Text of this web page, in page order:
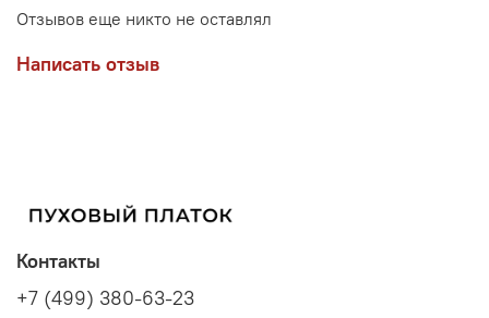
Отзывов еще никто не оставлял
Написать отзыв
Контакты
+7 (499) 380-63-23